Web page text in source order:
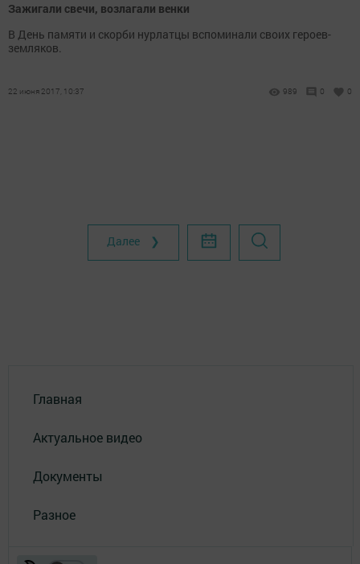
Зажигали свечи, возлагали венки
В День памяти и скорби нурлатцы вспоминали своих героев-
земляков.
22 июня 2017, 10:37 989 0 0
Далее ❯
Главная
Актуальное видео
Документы
Разное